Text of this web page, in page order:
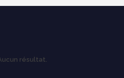
résultat.